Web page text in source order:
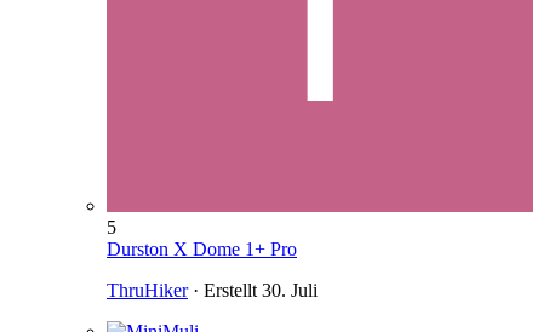
5
Durston X Dome 1+ Pro
ThruHiker· Erstellt 30. Juli